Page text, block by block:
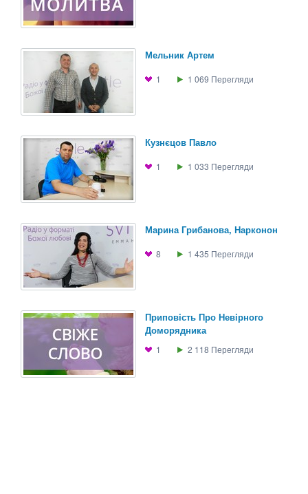
Мельник Артем
1 1 069 Перегляди
Кузнєцов Павло
1 1 033 Перегляди
Марина Грибанова, Нарконон
8 1 435 Перегляди
Приповiсть Про Невiрного
Доморядника
1 2 118 Перегляди